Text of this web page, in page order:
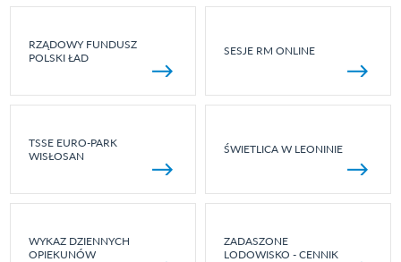
RZĄDOWY FUNDUSZ
POLSKI ŁAD
SESJE RM ONLINE
TSSE EURO-PARK
WISŁOSAN
ŚWIETLICA W LEONINIE
WYKAZ DZIENNYCH
OPIEKUNÓW
ZADASZONE
LODOWISKO - CENNIK